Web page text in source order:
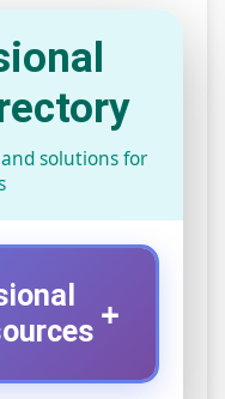
solutions for
+